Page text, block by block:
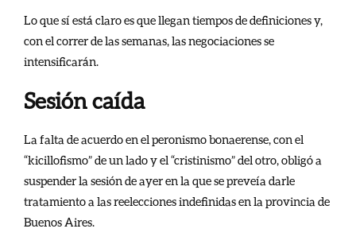
Lo que sí está claro es que llegan tiempos de definiciones y,
con el correr de las semanas, las negociaciones se
intensificarán.
Sesión caída
La falta de acuerdo en el peronismo bonaerense, con el
“kicillofismo” de un lado y el “cristinismo” del otro, obligó a
suspender la sesión de ayer en la que se preveía darle
tratamiento a las reelecciones indefinidas en la provincia de
Buenos Aires.